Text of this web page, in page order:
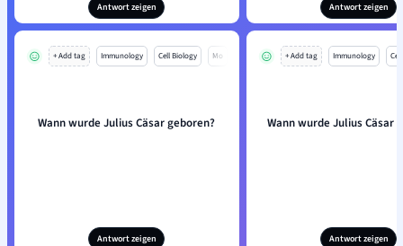
Antwort zeigen Antwort zeigen
+ Add tag Immunology Cell Biology Mo
Wann wurde Julius Cäsar geboren?
Antwort zeigen
+ Add tag Immunology
Wann wurde Julius Cäsar
Antwort zeigen